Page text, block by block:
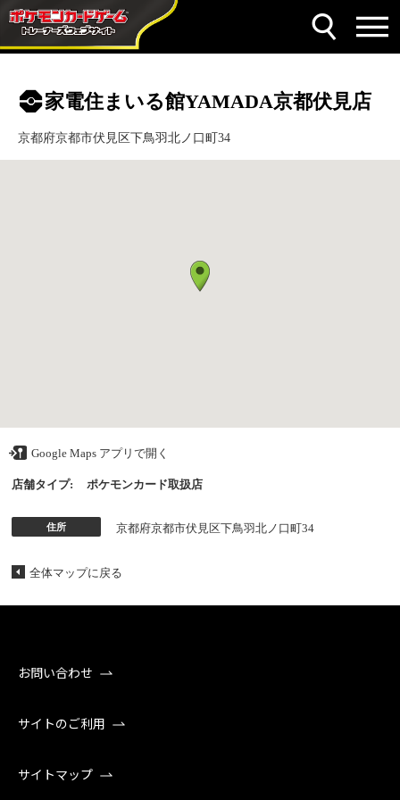
家電住まいる館YAMADA京都伏見店
京都府京都市伏見区下鳥羽北ノ口町34
Google Maps アプリで開く
店舗タイプ: ポケモンカード取扱店
住所 京都府京都市伏見区下鳥羽北ノ口町34
全体マップに戻る
お問い合わせ
サイトのご利用
サイトマップ